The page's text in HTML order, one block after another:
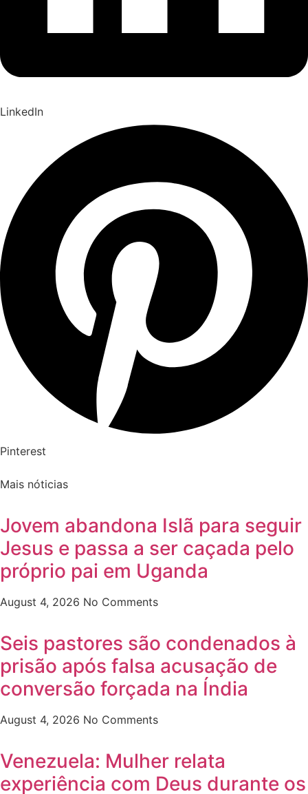
LinkedIn
Pinterest
Mais nóticias
Jovem abandona Islã para seguir
Jesus e passa a ser caçada pelo
próprio pai em Uganda
August 4, 2026 No Comments
Seis pastores são condenados à
prisão após falsa acusação de
conversão forçada na Índia
August 4, 2026 No Comments
Venezuela: Mulher relata
experiência com Deus durante os